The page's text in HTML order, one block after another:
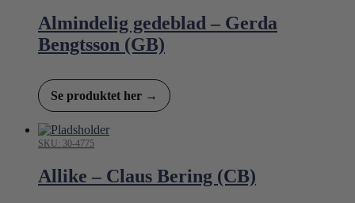
Almindelig gedeblad – Gerda
Bengtsson (GB)
Se produktet her →
SKU: 30-4775
Allike – Claus Bering (CB)